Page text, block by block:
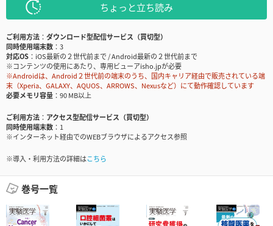
ちょっと立ち読み
ご利用方法
ダウンロード型配信サービス（買切型）
同時使用端末数
3
対応OS
iOS最新の２世代前まで / Android最新の２世代前まで
※コンテンツの使用にあたり、専用ビューアisho.jpが必要
※Androidは、Android２世代前の端末のうち、国内キャリア経由で販売されている端
末（Xperia、GALAXY、AQUOS、ARROWS、Nexusなど）にて動作確認しています
必要メモリ容量
90 MB以上
ご利用方法
アクセス型配信サービス（買切型）
同時使用端末数
1
※インターネット経由でのWEBブラウザによるアクセス参照
※導入・利用方法の詳細はこちら
巻号一覧